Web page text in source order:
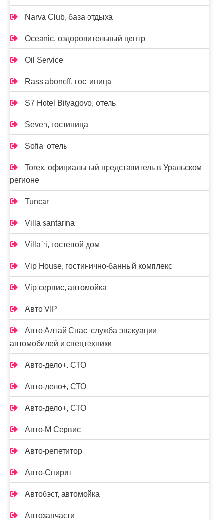
Narva Club, база отдыха
Oceanic, оздоровительный центр
Oil Service
Rasslabonoff, гостиница
S7 Hotel Bityagovo, отель
Seven, гостиница
Sofia, отель
Torex, официальный представитель в Уральском
регионе
Tuncar
Villa santarina
Villa`ri, гостевой дом
Vip House, гостинично-банный комплекс
Vip сервис, автомойка
Авто VIP
Авто Алтай Спас, служба эвакуации
автомобилей и спецтехники
Авто-дело+, СТО
Авто-дело+, СТО
Авто-дело+, СТО
Авто-М Сервис
Авто-репетитор
Авто-Спирит
Автобэст, автомойка
Автозапчасти